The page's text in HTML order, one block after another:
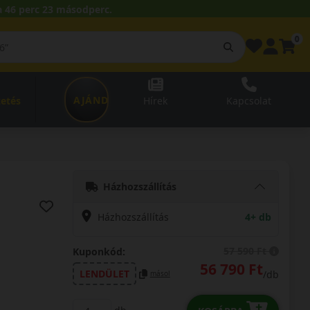
46 perc 21 másodperc.
AJÁNDÉKUTALVÁNY
Házhozszállítás
Házhozszállítás 4+ db
Kuponkód:
LENDÜLET
másol 56 790 Ft/db